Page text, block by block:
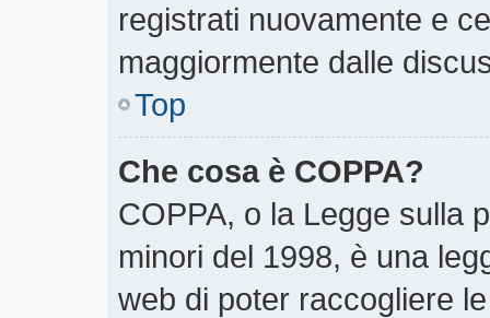
registrati nuovamente e
maggiormente dalle
Top
Che cosa è COPPA?
COPPA, o la Legge sulla
minori del 1998, è una
web di poter raccogliere